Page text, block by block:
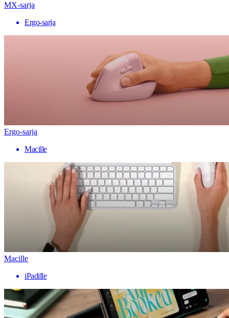
MX-sarja
Ergo-sarja
Ergo-sarja
Macille
Macille
iPadille